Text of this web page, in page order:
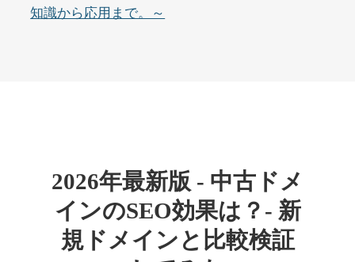
10,800円 入札 0件
詳細を見る
外部リンク数963 ドメイン年齢
4,500円
知識から応用まで。～
2026年最新版 - 中古ドメ
インのSEO効果は？- 新
規ドメインと比較検証